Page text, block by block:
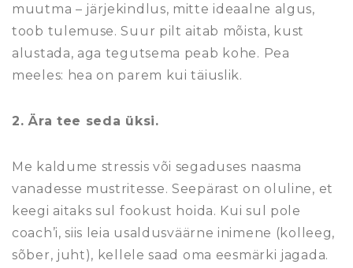
muutma – järjekindlus, mitte ideaalne algus,
toob tulemuse. Suur pilt aitab mõista, kust
alustada, aga tegutsema peab kohe. Pea
meeles: hea on parem kui täiuslik.
2. Ära tee seda üksi.
Me kaldume stressis või segaduses naasma
vanadesse mustritesse. Seepärast on oluline, et
keegi aitaks sul fookust hoida. Kui sul pole
coach’i, siis leia usaldusväärne inimene (kolleeg,
sõber, juht), kellele saad oma eesmärki jagada.